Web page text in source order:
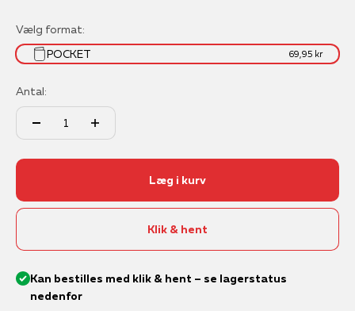
Vælg format:
POCKET
69,95 kr
Antal:
Læg i kurv
Klik & hent
Kan bestilles med klik & hent – se lagerstatus
nedenfor